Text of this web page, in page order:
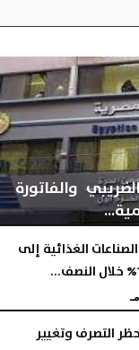
والفاتورة
الغذائية إلى
التصرف وتغيير